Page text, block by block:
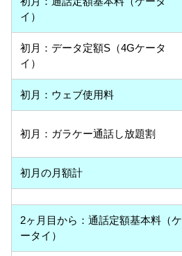
イ）
初月：データ定額S（4Gケータ
イ）
初月：ウェブ使用料
初月：ガラケー通話し放題割
初月の月額計
2ヶ月目から：通話定額基本料（ケ
ータイ）